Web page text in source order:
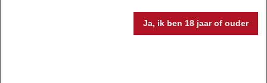
Ja, ik ben 18 jaar of ouder
(
0
,
70 CL
Nolet's Silver Dry Gin